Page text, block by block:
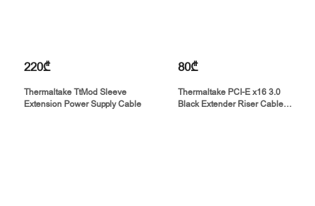
220₾
Thermaltake TtMod Sleeve
Extension Power Supply Cable
80₾
Thermaltake PCI-E x16 3.0
Black Extender Riser Cable